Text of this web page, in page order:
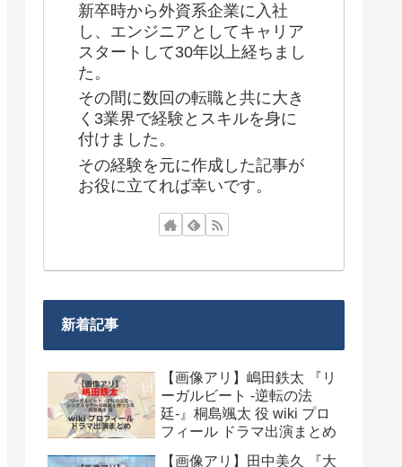
新卒時から外資系企業に入社
し、エンジニアとしてキャリア
スタートして30年以上経ちまし
た。
その間に数回の転職と共に大き
く3業界で経験とスキルを身に
付けました。
その経験を元に作成した記事が
お役に立てれば幸いです。
新着記事
【画像アリ】嶋田鉄太 『リ
ーガルビート -逆転の法
廷-』桐島颯太 役 wiki プロ
フィール ドラマ出演まとめ
【画像アリ】田中美久 『大